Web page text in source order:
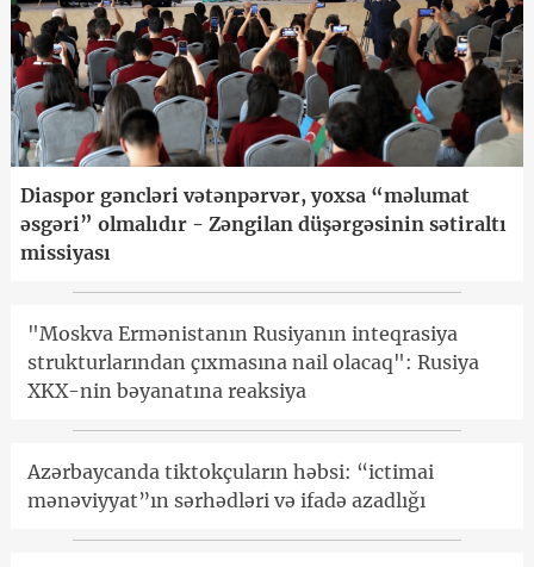
Diaspor gəncləri vətənpərvər, yoxsa “məlumat
əsgəri” olmalıdır - Zəngilan düşərgəsinin sətiraltı
missiyası
"Moskva Ermənistanın Rusiyanın inteqrasiya
strukturlarından çıxmasına nail olacaq": Rusiya
XKX-nin bəyanatına reaksiya
Azərbaycanda tiktokçuların həbsi: “ictimai
mənəviyyat”ın sərhədləri və ifadə azadlığı